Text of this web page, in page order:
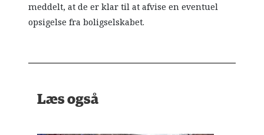
meddelt, at de er klar til at afvise en eventuel
opsigelse fra boligselskabet.
Læs også